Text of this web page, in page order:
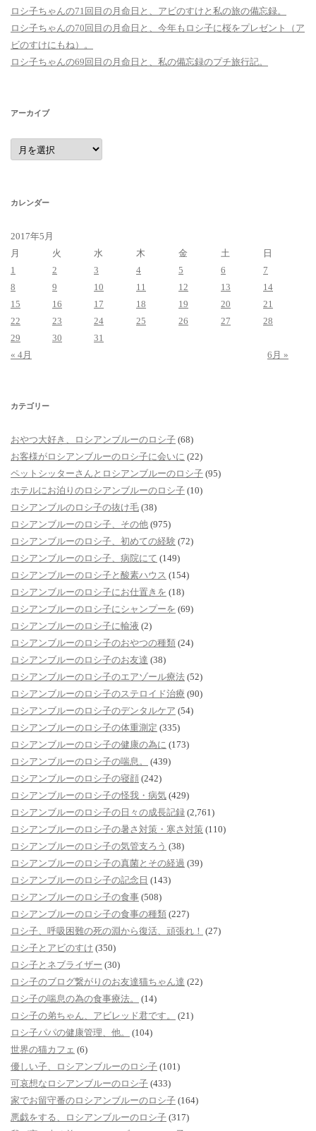
ロシ子ちゃんの71回目の月命日と、アビのすけと私の旅の備忘録。
ロシ子ちゃんの70回目の月命日と、今年もロシ子に桜をプレゼント（ア
ビのすけにもね）。
ロシ子ちゃんの69回目の月命日と、私の備忘録のプチ旅行記。
アーカイブ
ア
ー
カ
カレンダー
2017年5月
月
火 水 木 金 土
日
1
2 3 4 5 6
7
8
9 10 11 12 13
14
15
16 17 18 19 20
21
22
23 24 25 26 27
28
29
30
31
« 4月
6月 »
カテゴリー
おやつ大好き、ロシアンブルーのロシ子 (68)
お客様がロシアンブルーのロシ子に会いに (22)
ペットシッターさんとロシアンブルーのロシ子 (95)
ホテルにお泊りのロシアンブルーのロシ子 (10)
ロシアンブルのロシ子の抜け毛 (38)
ロシアンブルーのロシ子、その他 (975)
ロシアンブルーのロシ子、初めての経験 (72)
ロシアンブルーのロシ子、病院にて (149)
ロシアンブルーのロシ子と酸素ハウス (154)
ロシアンブルーのロシ子にお仕置きを (18)
ロシアンブルーのロシ子にシャンプーを (69)
ロシアンブルーのロシ子に輸液 (2)
ロシアンブルーのロシ子のおやつの種類 (24)
ロシアンブルーのロシ子のお友達 (38)
ロシアンブルーのロシ子のエアゾール療法 (52)
ロシアンブルーのロシ子のステロイド治療 (90)
ロシアンブルーのロシ子のデンタルケア (54)
ロシアンブルーのロシ子の体重測定 (335)
ロシアンブルーのロシ子の健康の為に (173)
ロシアンブルーのロシ子の喘息。
(439)
ロシアンブルーのロシ子の寝顔 (242)
ロシアンブルーのロシ子の怪我・病気 (429)
ロシアンブルーのロシ子の日々の成長記録 (2,761)
ロシアンブルーのロシ子の暑さ対策・寒さ対策 (110)
ロシアンブルーのロシ子の気管支ろう (38)
ロシアンブルーのロシ子の真菌とその経過 (39)
ロシアンブルーのロシ子の記念日 (143)
ロシアンブルーのロシ子の食事 (508)
ロシアンブルーのロシ子の食事の種類 (227)
ロシ子、呼吸困難の死の淵から復活、頑張れ！ (27)
ロシ子とアビのすけ (350)
ロシ子とネブライザー (30)
ロシ子のブログ繋がりのお友達猫ちゃん達 (22)
ロシ子の喘息の為の食事療法。
(14)
ロシ子の弟ちゃん、アビレッド君です。
(21)
ロシ子パパの健康管理、他。
(104)
世界の猫カフェ (6)
優しい子、ロシアンブルーのロシ子 (101)
可哀想なロシアンブルーのロシ子 (433)
家でお留守番のロシアンブルーのロシ子 (164)
悪戯をする、ロシアンブルーのロシ子 (317)